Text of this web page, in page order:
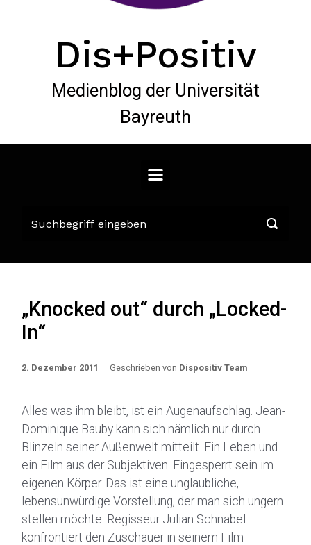
Dis+Positiv
Medienblog der Universität
Bayreuth
„Knocked out“ durch „Locked-
In“
2. Dezember 2011 Geschrieben von Dispositiv Team
Alles was ihm bleibt, ist ein Augenaufschlag. Jean-
Dominique Bauby kann sich nämlich nur durch
Blinzeln seiner Außenwelt mitteilt. Ein Leben und
ein Film aus der Subjektiven. Eingesperrt sein im
eigenen Körper. Das ist eine unglaubliche,
lebensunwürdige Vorstellung, der man sich ungern
stellen möchte. Regisseur Julian Schnabel
konfrontiert den Zuschauer in seinem Film